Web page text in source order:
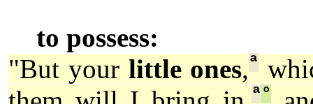
to possess:
"But your little ones,ª
ª°